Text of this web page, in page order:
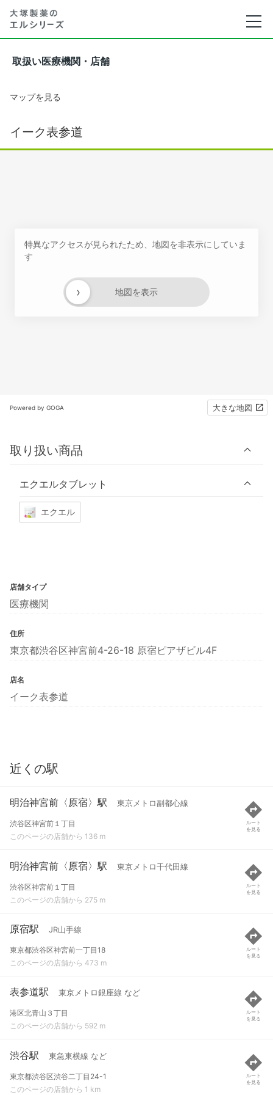
取扱い医療機関・店舗
マップを見る
イーク表参道
特異なアクセスが見られたため、地図を非表示にしていま
す
地図を表示
›
Powered by GOGA 大きな地図
取り扱い商品
エクエルタブレット
エクエル
店舗タイプ
医療機関
住所
東京都渋谷区神宮前4-26-18 原宿ピアザビル4F
店名
イーク表参道
近くの駅
明治神宮前〈原宿〉駅 東京メトロ副都心線
渋谷区神宮前１丁目
このページの店舗から 136 m
ルート
を見る
明治神宮前〈原宿〉駅 東京メトロ千代田線
渋谷区神宮前１丁目
このページの店舗から 275 m
ルート
を見る
原宿駅 JR山手線
東京都渋谷区神宮前一丁目18
このページの店舗から 473 m
ルート
を見る
表参道駅 東京メトロ銀座線 など
港区北青山３丁目
このページの店舗から 592 m
ルート
を見る
渋谷駅 東急東横線 など
東京都渋谷区渋谷二丁目24-1
このページの店舗から 1 km
ルート
を見る